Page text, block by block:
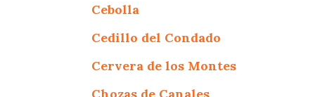
Cebolla
Cedillo del Condado
Cervera de los Montes
Chozas de Canales